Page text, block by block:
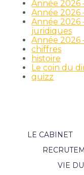
Année 2026
Année 2026
Année 2026
juridiques
Année 2026
chiffres
histoire
Le coin du
quizz
Footer
LE CABINET
VIE